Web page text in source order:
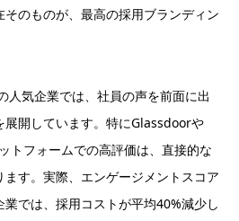
のものが、最高の採用ブランディン
気企業では、社員の声を前面に出
展開しています。特にGlassdoorや
トフォームでの高評価は、直接的な
す。実際、エンゲージメントスコア
では、採用コストが平均40%減少し